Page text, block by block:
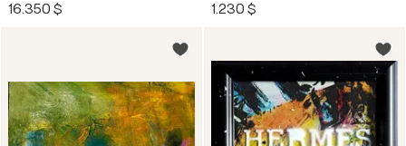
16.350 $ 1.230 $